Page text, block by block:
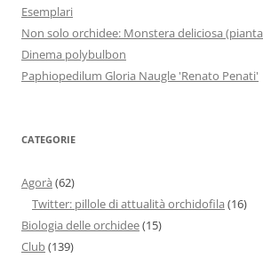
Esemplari
Non solo orchidee: Monstera deliciosa
Dinema polybulbon
Paphiopedilum Gloria Naugle 'Renato Penati'
CATEGORIE
Agorà (62)
Twitter: pillole di attualità orchidofila (16)
Biologia delle orchidee(15)
Club(139)